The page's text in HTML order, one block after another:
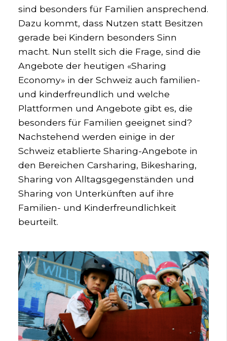
sind besonders für Familien ansprechend.
Dazu kommt, dass Nutzen statt Besitzen
gerade bei Kindern besonders Sinn
macht. Nun stellt sich die Frage, sind die
Angebote der heutigen «Sharing
Economy» in der Schweiz auch familien-
und kinderfreundlich und welche
Plattformen und Angebote gibt es, die
besonders für Familien geeignet sind?
Nachstehend werden einige in der
Schweiz etablierte Sharing-Angebote in
den Bereichen Carsharing, Bikesharing,
Sharing von Alltagsgegenständen und
Sharing von Unterkünften auf ihre
Familien- und Kinderfreundlichkeit
beurteilt.